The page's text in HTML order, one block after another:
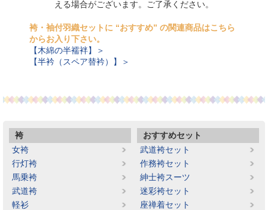
える場合がございます。ご了承ください。
袴・袖付羽織セットに “おすすめ” の関連商品はこちら
からお入り下さい。
【木綿の半襦袢】＞
【半衿（スペア替衿）】＞
袴
女袴
行灯袴
馬乗袴
武道袴
軽衫
おすすめセット
武道袴セット
作務袴セット
紳士袴スーツ
迷彩袴セット
座禅着セット